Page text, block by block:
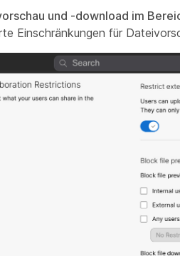
und -download im
Einschränkungen für